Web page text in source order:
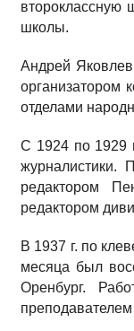
второклассную
школы.
Андрей
организатором
отделами
С 1924 по 1929
журналистики.
редактором
редактором
В 1937 г. по
месяца был
Оренбург.